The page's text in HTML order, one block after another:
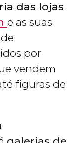
das lojas
e as suas
por
vendem
figuras de